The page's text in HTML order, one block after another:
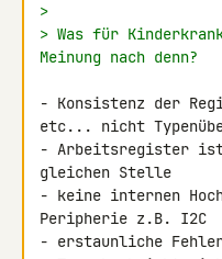
>
> Was für
Meinung nach denn?
- Konsistenz der
etc... nicht
- Arbeitsregister ist
gleichen Stelle
- keine internen
Peripherie z.B. I2C
- erstaunliche